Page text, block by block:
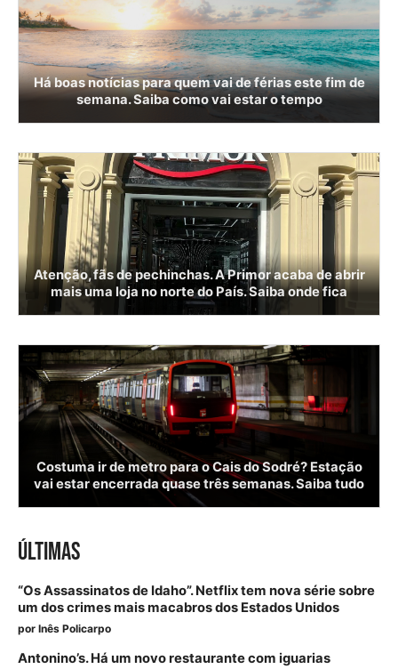
Há boas notícias para quem vai de férias este fim de
semana. Saiba como vai estar o tempo
Atenção, fãs de pechinchas. A Primor acaba de abrir
mais uma loja no norte do País. Saiba onde fica
Costuma ir de metro para o Cais do Sodré? Estação
vai estar encerrada quase três semanas. Saiba tudo
ÚLTIMAS
“Os Assassinatos de Idaho”. Netflix tem nova série sobre
um dos crimes mais macabros dos Estados Unidos
por Inês Policarpo
Antonino’s. Há um novo restaurante com iguarias